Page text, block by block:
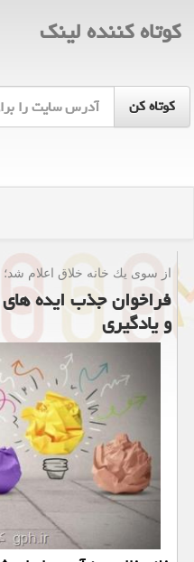
كوتاه كننده لینك
از سوی یك خانه خلاق اعلام شد؛
فراخوان جذب ایده
و یادگیری